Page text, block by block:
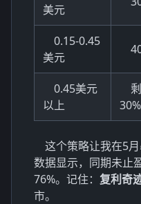
美元
0.15-0.45
美元
0.45美元
以上
30%
这个策略让我在5
数据显示，同期未止
76%。记住： 复利奇
市。